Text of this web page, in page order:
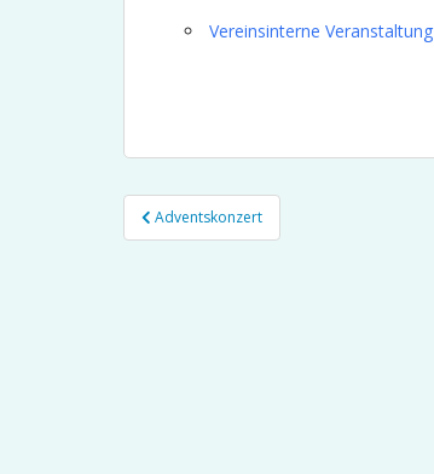
Vereinsinterne Veranstaltung
Beitragsnavigation
Adventskonzert